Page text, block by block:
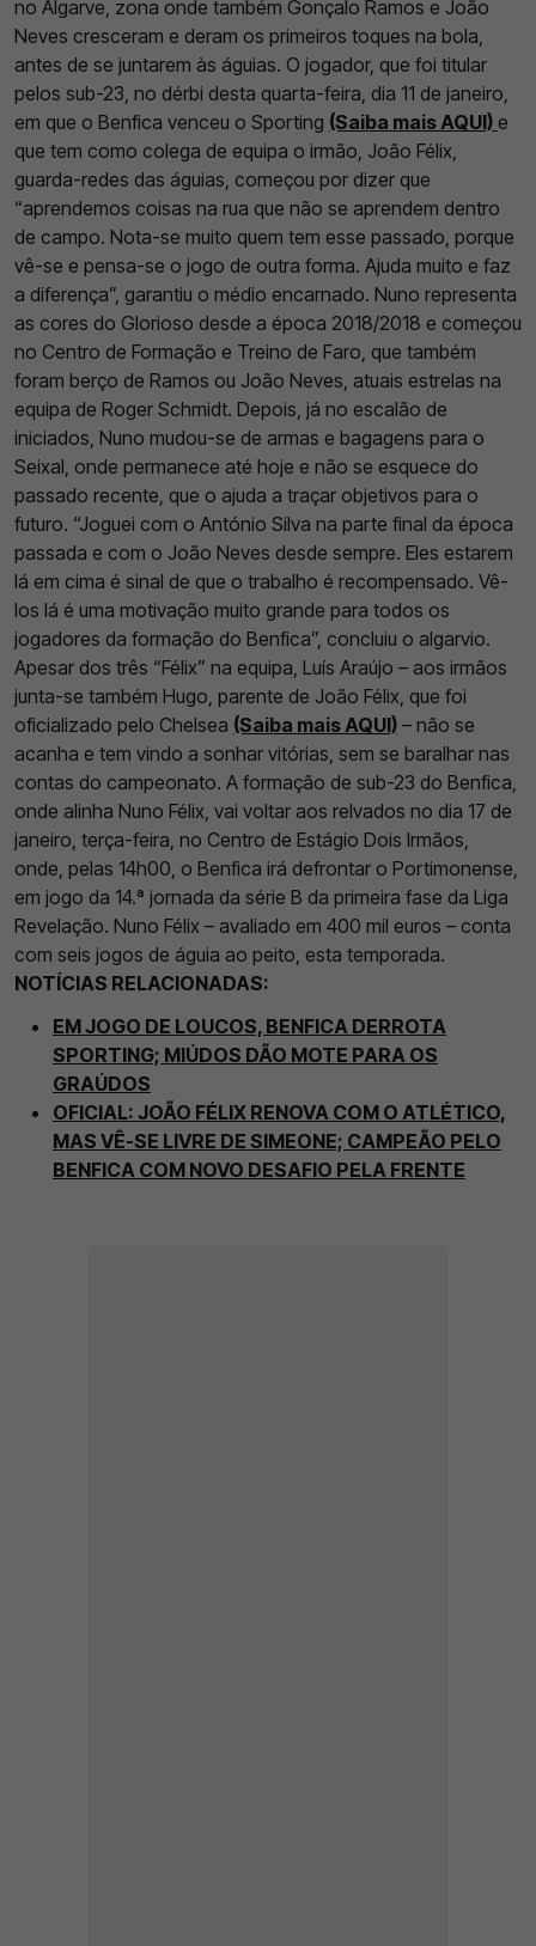
no Algarve, zona onde também Gonçalo Ramos e João
Neves cresceram e deram os primeiros toques na bola,
antes de se juntarem às águias. O jogador, que foi titular
pelos sub-23, no dérbi desta quarta-feira, dia 11 de janeiro,
em que o Benfica venceu o Sporting (Saiba mais AQUI) e
que tem como colega de equipa o irmão, João Félix,
guarda-redes das águias, começou por dizer que
“aprendemos coisas na rua que não se aprendem dentro
de campo. Nota-se muito quem tem esse passado, porque
vê-se e pensa-se o jogo de outra forma. Ajuda muito e faz
a diferença”, garantiu o médio encarnado. Nuno representa
as cores do Glorioso desde a época 2018/2018 e começou
no Centro de Formação e Treino de Faro, que também
foram berço de Ramos ou João Neves, atuais estrelas na
equipa de Roger Schmidt. Depois, já no escalão de
iniciados, Nuno mudou-se de armas e bagagens para o
Seixal, onde permanece até hoje e não se esquece do
passado recente, que o ajuda a traçar objetivos para o
futuro. “Joguei com o António Silva na parte final da época
passada e com o João Neves desde sempre. Eles estarem
lá em cima é sinal de que o trabalho é recompensado. Vê-
los lá é uma motivação muito grande para todos os
jogadores da formação do Benfica”, concluiu o algarvio.
Apesar dos três “Félix” na equipa, Luís Araújo – aos irmãos
junta-se também Hugo, parente de João Félix, que foi
oficializado pelo Chelsea (Saiba mais AQUI) – não se
acanha e tem vindo a sonhar vitórias, sem se baralhar nas
contas do campeonato. A formação de sub-23 do Benfica,
onde alinha Nuno Félix, vai voltar aos relvados no dia 17 de
janeiro, terça-feira, no Centro de Estágio Dois Irmãos,
onde, pelas 14h00, o Benfica irá defrontar o Portimonense,
em jogo da 14.ª jornada da série B da primeira fase da Liga
Revelação. Nuno Félix – avaliado em 400 mil euros – conta
com seis jogos de águia ao peito, esta temporada.
NOTÍCIAS RELACIONADAS:
EM JOGO DE LOUCOS, BENFICA DERROTA
SPORTING; MIÚDOS DÃO MOTE PARA OS
GRAÚDOS
OFICIAL: JOÃO FÉLIX RENOVA COM O ATLÉTICO,
MAS VÊ-SE LIVRE DE SIMEONE; CAMPEÃO PELO
BENFICA COM NOVO DESAFIO PELA FRENTE